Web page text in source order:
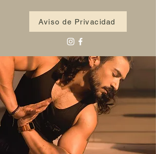
Aviso de Privacidad